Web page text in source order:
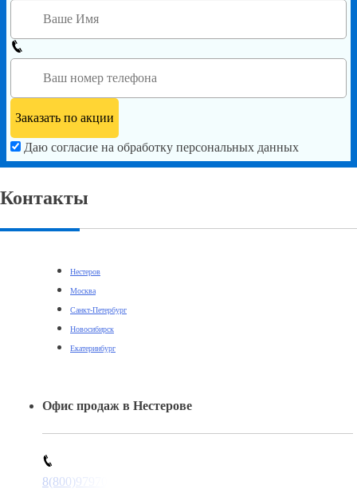
Даю согласие на обработку персональных данных
Контакты
Нестеров
Москва
Санкт-Петербург
Новосибирск
Екатеринбург
Офис продаж в Нестерове
8(800)9797043